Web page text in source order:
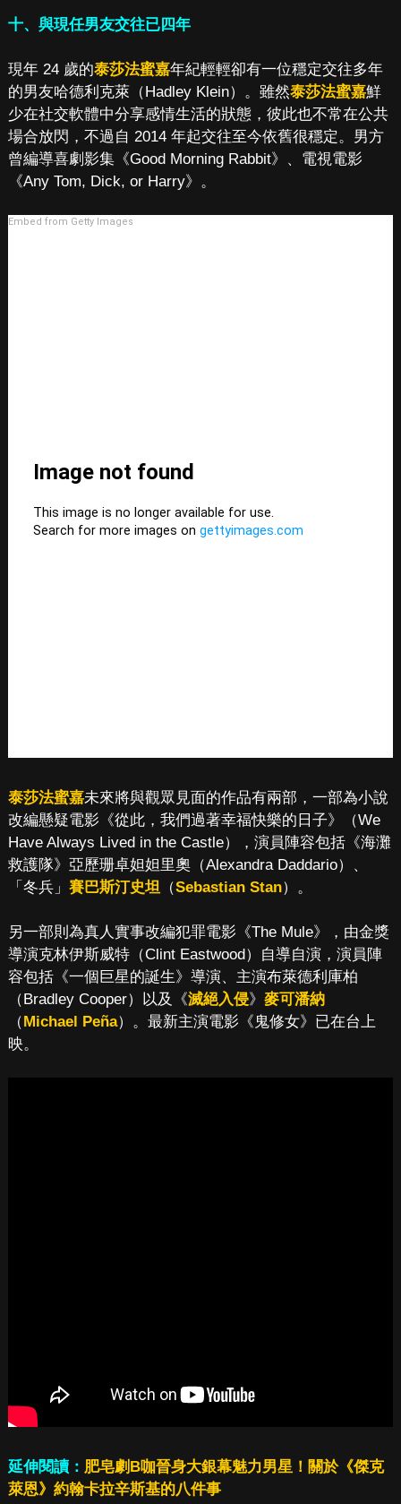
十、與現任男友交往已四年
現年 24 歲的泰莎法蜜嘉年紀輕輕卻有一位穩定交往多年
的男友哈德利克萊（Hadley Klein）。雖然泰莎法蜜嘉鮮
少在社交軟體中分享感情生活的狀態，彼此也不常在公共
場合放閃，不過自 2014 年起交往至今依舊很穩定。男方
曾編導喜劇影集《Good Morning Rabbit》、電視電影
《Any Tom, Dick, or Harry》。
Embed from Getty Images
泰莎法蜜嘉未來將與觀眾見面的作品有兩部，一部為小說
改編懸疑電影《從此，我們過著幸福快樂的日子》（We
Have Always Lived in the Castle），演員陣容包括《海灘
救護隊》亞歷珊卓妲妲里奧（Alexandra Daddario）、
「冬兵」 賽巴斯汀史坦（Sebastian Stan）。
另一部則為真人實事改編犯罪電影《The Mule》，由金獎
導演克林伊斯威特（Clint Eastwood）自導自演，演員陣
容包括《一個巨星的誕生》導演、主演布萊德利庫柏
（Bradley Cooper）以及《滅絕入侵》 麥可潘納
（Michael Peña）。最新主演電影《鬼修女》已在台上
映。
延伸閱讀： 肥皂劇B咖晉身大銀幕魅力男星！關於《傑克
萊恩》約翰卡拉辛斯基的八件事